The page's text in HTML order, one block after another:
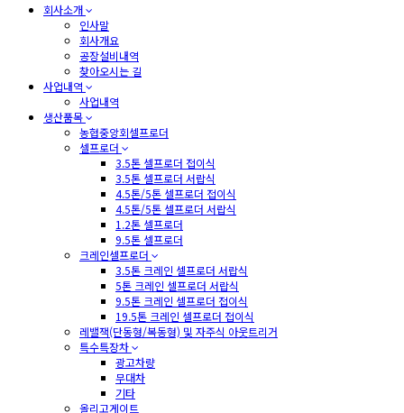
회사소개
인사말
회사개요
공장설비내역
찾아오시는 길
사업내역
사업내역
생산품목
농협중앙회셀프로더
셀프로더
3.5톤 셀프로더 접이식
3.5톤 셀프로더 서랍식
4.5톤/5톤 셀프로더 접이식
4.5톤/5톤 셀프로더 서랍식
1.2톤 셀프로더
9.5톤 셀프로더
크레인셀프로더
3.5톤 크레인 셀프로더 서랍식
5톤 크레인 셀프로더 서랍식
9.5톤 크레인 셀프로더 접이식
19.5톤 크레인 셀프로더 접이식
레밸잭(단동형/복동형) 및 자주식 아웃트리거
특수특장차
광고차량
무대차
기타
올리고게이트